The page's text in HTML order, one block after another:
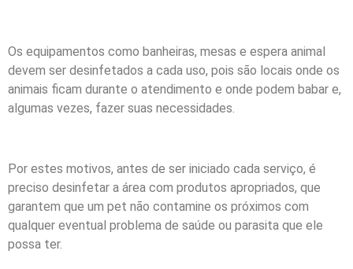
Os equipamentos como banheiras, mesas e espera animal
devem ser desinfetados a cada uso, pois são locais onde os
animais ficam durante o atendimento e onde podem babar e,
algumas vezes, fazer suas necessidades.
Por estes motivos, antes de ser iniciado cada serviço, é
preciso desinfetar a área com produtos apropriados, que
garantem que um pet não contamine os próximos com
qualquer eventual problema de saúde ou parasita que ele
possa ter.